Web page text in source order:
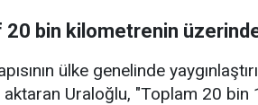
bin kilometrenin
ülke genelinde
aktaran Uraloğlu, "Toplam 20